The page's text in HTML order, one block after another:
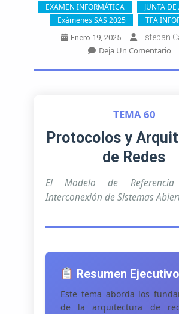
EXAMEN INFORMÁTICA
JUNTA
Exámenes SAS 2025
TFA
Enero 19, 2025 Esteban
Deja Un Comentario
Y
TEMA 60
Protocolos y
de Redes
El Modelo de
Interconexión de Sistemas
Resumen Ejecutivo
Este tema aborda los
de la arquitectura de